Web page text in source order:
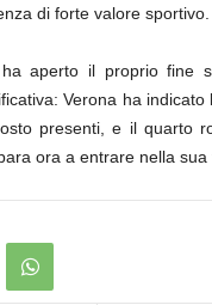
di forte valore sportivo.
ha aperto il proprio fine
Verona ha indicato
presenti, e il quarto
ora a entrare nella